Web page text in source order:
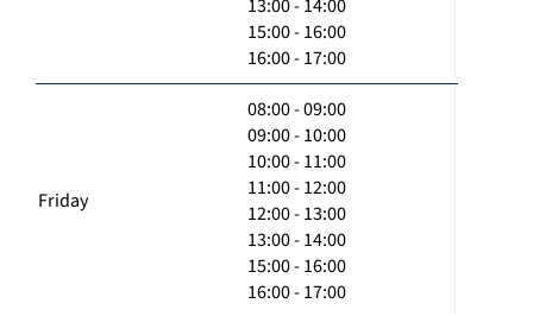
13:00 - 14:00
15:00 - 16:00
16:00 - 17:00
Friday
08:00 - 09:00
09:00 - 10:00
10:00 - 11:00
11:00 - 12:00
12:00 - 13:00
13:00 - 14:00
15:00 - 16:00
16:00 - 17:00